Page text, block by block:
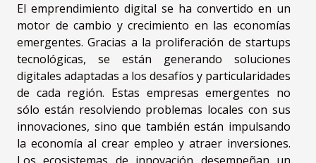
El emprendimiento digital se ha convertido en un
motor de cambio y crecimiento en las economías
emergentes. Gracias a la proliferación de startups
tecnológicas, se están generando soluciones
digitales adaptadas a los desafíos y particularidades
de cada región. Estas empresas emergentes no
sólo están resolviendo problemas locales con sus
innovaciones, sino que también están impulsando
la economía al crear empleo y atraer inversiones.